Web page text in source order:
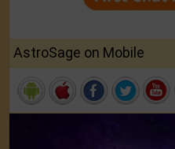
AstroSage on Mobile